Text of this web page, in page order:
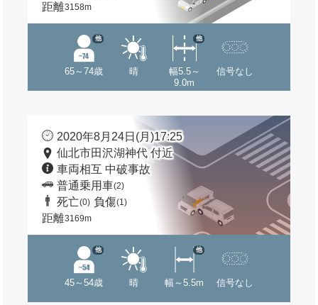
距離3158m
65～74歳
他
晴
幅5.5～
9.0m
他
信号なし
2020年8月24日(月)17:25
仙北市田沢湖神代 付近
車両相互 中破事故
普通乗用車(2)
死亡(0) 負傷(1)
距離3169m
45～54歳
他
晴 幅～5.5m
他
信号なし